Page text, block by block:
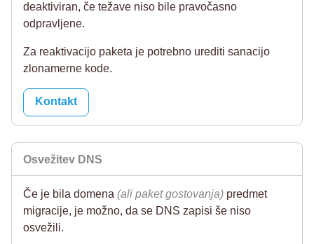
deaktiviran, če težave niso bile pravočasno
odpravljene.
Za reaktivacijo paketa je potrebno urediti sanacijo
zlonamerne kode.
Kontakt
Osvežitev DNS
Če je bila domena (ali paket gostovanja) predmet
migracije, je možno, da se DNS zapisi še niso
osvežili.